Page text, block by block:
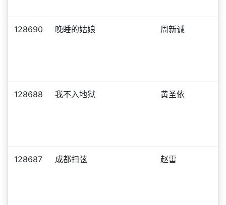
128690 晚睡的姑娘 周新诚
128688 我不入地狱 黄圣依
128687 成都扫弦 赵雷